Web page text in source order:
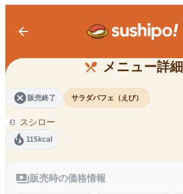
arrow_back
restaurant_menu メニュー詳細
新・えびのサラダパフェ
cancel 販売終了 サラダパフェ（えび）
スシロー
local_fire_department 115kcal
payments販売時の価格情報